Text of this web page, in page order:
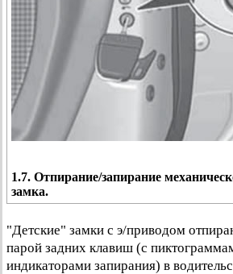
1.7. Отпирание/запирание
замка.
"Детские" замки с э/приводом
парой задних клавиш (с
индикаторами запирания) в